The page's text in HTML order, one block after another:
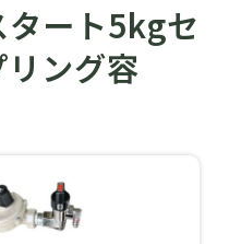
ート5kgセ
ング容